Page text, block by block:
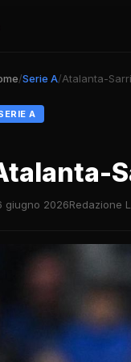
/Serie A/Atalanta-
A
giugno 2026Redazione